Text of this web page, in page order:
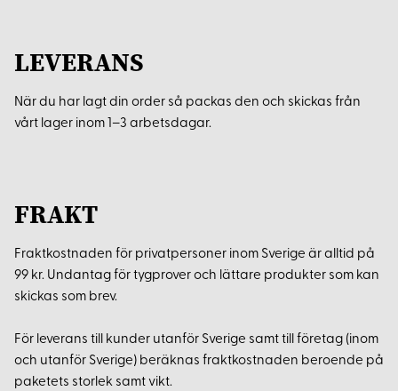
LEVERANS
När du har lagt din order så packas den och skickas från
vårt lager inom 1–3 arbetsdagar.
FRAKT
Fraktkostnaden för privatpersoner inom Sverige är alltid på
99 kr. Undantag för tygprover och lättare produkter som kan
skickas som brev.
För leverans till kunder utanför Sverige samt till företag (inom
och utanför Sverige) beräknas fraktkostnaden beroende på
paketets storlek samt vikt.